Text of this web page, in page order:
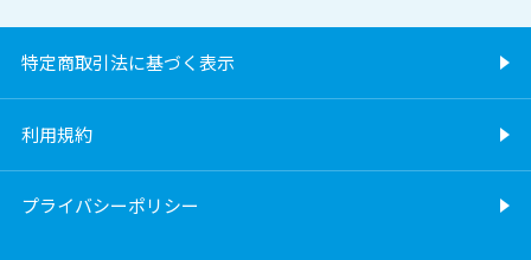
特定商取引法に基づく表示
利用規約
プライバシーポリシー